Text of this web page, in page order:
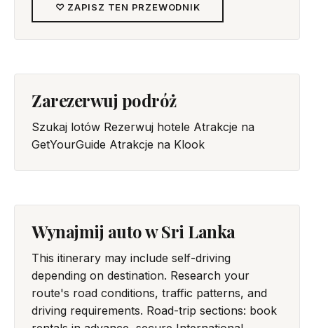
♡ ZAPISZ TEN PRZEWODNIK
Zarezerwuj podróż
Szukaj lotów Rezerwuj hotele Atrakcje na
GetYourGuide Atrakcje na Klook
Wynajmij auto w Sri Lanka
This itinerary may include self-driving
depending on destination. Research your
route's road conditions, traffic patterns, and
driving requirements. Road-trip sections: book